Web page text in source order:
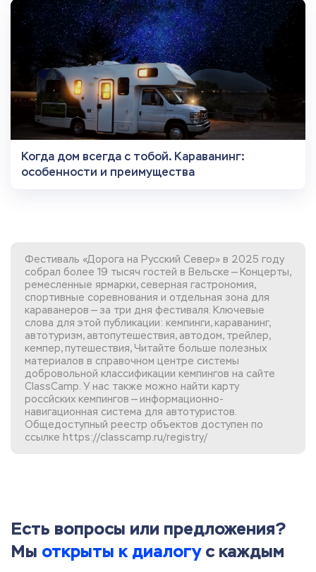
Когда дом всегда с тобой. Караванинг:
особенности и преимущества
Фестиваль «Дорога на Русский Север» в 2025 году
собрал более 19 тысяч гостей в Вельске — Концерты,
ремесленные ярмарки, северная гастрономия,
спортивные соревнования и отдельная зона для
караванеров — за три дня фестиваля. Ключевые
слова для этой публикации: кемпинги, караванинг,
автотуризм, автопутешествия, автодом, трейлер,
кемпер, путешествия, Читайте больше полезных
материалов в справочном центре системы
добровольной классификации кемпингов на сайте
ClassCamp. У нас также можно найти карту
россйских кемпингов — информационно-
навигационная система для автотуристов.
Общедоступный реестр объектов доступен по
ссылке https://classcamp.ru/registry/
Есть вопросы или предложения?
Мы открыты к диалогус каждым